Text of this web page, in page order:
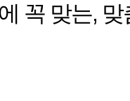
꼭 맞는,